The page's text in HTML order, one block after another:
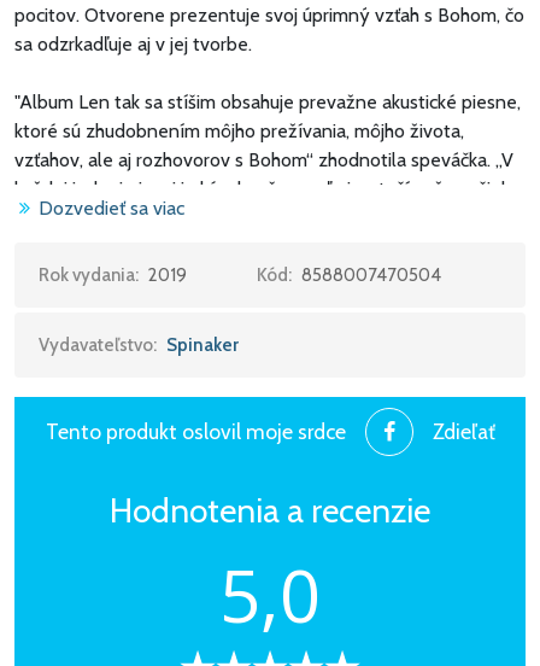
pocitov. Otvorene prezentuje svoj úprimný vzťah s Bohom, čo
sa odzrkadľuje aj v jej tvorbe.
"Album Len tak sa stíšim obsahuje prevažne akustické piesne,
ktoré sú zhudobnením môjho prežívania, môjho života,
vzťahov, ale aj rozhovorov s Bohom“ zhodnotila speváčka. „V
každej jednej piesni je kúsok mňa a veľmi sa teším, že vyšiel
album, ktorý keď sa tvoril a nahrával, tak som bola pri každom
sme nahrávali s Dievčenským speváckym zborom
podobe ako duet s Adamom Ďuricom“ hovorí Sima.
Pesnička Nenahraditeľná vznikla, keď som sa raz ''modlila
hudbou''... takže nepatrí nijakému mužovi, ale tomu, čo ma
5. Čaro obyčajných vecí
Dozvedieť sa viac
Rok vydania: 2019 Kód: 8588007470504
Vydavateľstvo: Spinaker
Tento produkt oslovil moje srdce Zdieľať
Hodnotenia a recenzie
5,0